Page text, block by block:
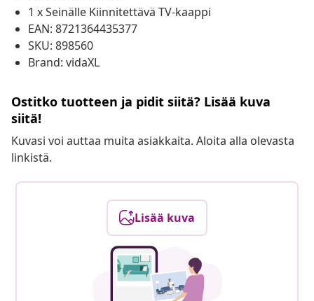
1 x Seinälle Kiinnitettävä TV-kaappi
EAN: 8721364435377
SKU: 898560
Brand: vidaXL
Ostitko tuotteen ja pidit siitä? Lisää kuva
siitä!
Kuvasi voi auttaa muita asiakkaita. Aloita alla olevasta
linkistä.
Lisää kuva